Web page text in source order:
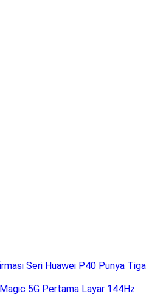
Seri Huawei P40 Punya Tiga
5G Pertama Layar 144Hz